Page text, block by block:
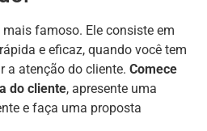
famoso. Ele consiste em
e eficaz, quando você tem
a atenção do cliente. Comece
do cliente, apresente uma
e faça uma proposta